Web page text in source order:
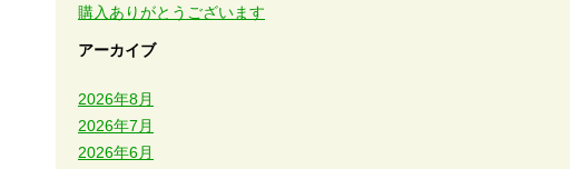
購入ありがとうございます
アーカイブ
2026年8月
2026年7月
2026年6月